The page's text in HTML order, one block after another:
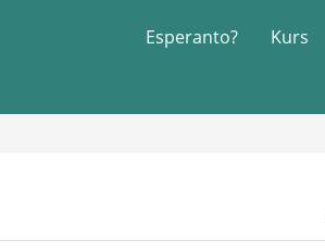
Esperanto? Kurs